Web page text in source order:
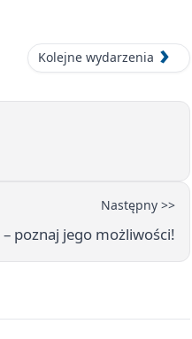
Kolejne wydarzenia
Następny >>
poznaj jego możliwości!